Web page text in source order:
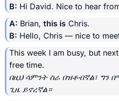
B: Hi David. Nice to hear
A: Brian, this is Chris.
B: Hello, Chris — nice to
This week I am busy, but
free time.
በዚህ ሳምንት ስራ በዝቶብኛል፣ ግን
ጊዜ ይኖረኛል።